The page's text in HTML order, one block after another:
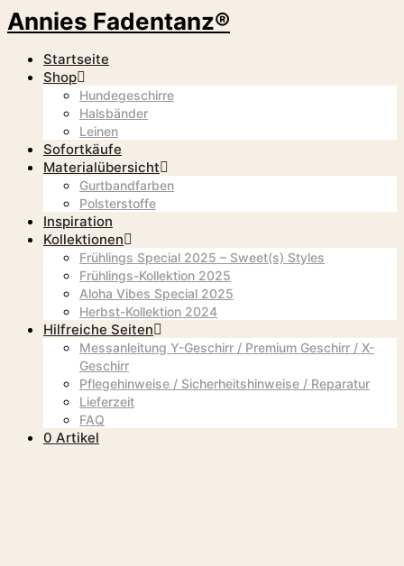
Annies Fadentanz®
Startseite
Shop
Hundegeschirre
Halsbänder
Leinen
Sofortkäufe
Materialübersicht
Gurtbandfarben
Polsterstoffe
Inspiration
Kollektionen
Frühlings Special 2025 – Sweet(s) Styles
Frühlings-Kollektion 2025
Aloha Vibes Special 2025
Herbst-Kollektion 2024
Hilfreiche Seiten
Messanleitung Y-Geschirr / Premium Geschirr / X-
Geschirr
Pflegehinweise / Sicherheitshinweise / Reparatur
Lieferzeit
FAQ
0 Artikel